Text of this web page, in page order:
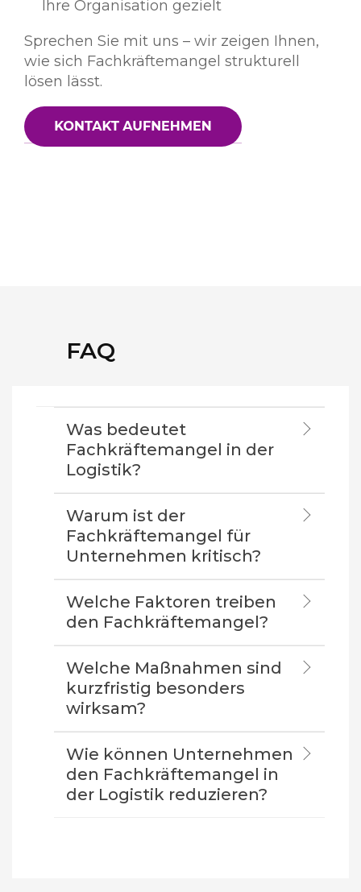
Ihre Organisation gezielt
Sprechen Sie mit uns – wir zeigen Ihnen,
wie sich Fachkräftemangel strukturell
lösen lässt.
FAQ
Was bedeutet
Fachkräftemangel in der
Logistik?
Warum ist der
Fachkräftemangel für
Unternehmen kritisch?
Welche Faktoren treiben
den Fachkräftemangel?
Welche Maßnahmen sind
kurzfristig besonders
wirksam?
Wie können Unternehmen
den Fachkräftemangel in
der Logistik reduzieren?